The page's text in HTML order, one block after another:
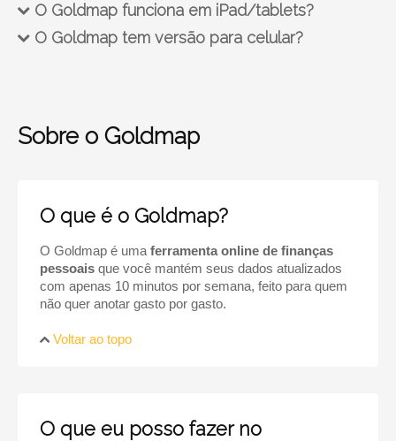
O Goldmap funciona em iPad/tablets?
O Goldmap tem versão para celular?
Sobre o Goldmap
O que é o Goldmap?
O Goldmap é uma ferramenta online de finanças
pessoais que você mantém seus dados atualizados
com apenas 10 minutos por semana, feito para quem
não quer anotar gasto por gasto.
Voltar ao topo
O que eu posso fazer no